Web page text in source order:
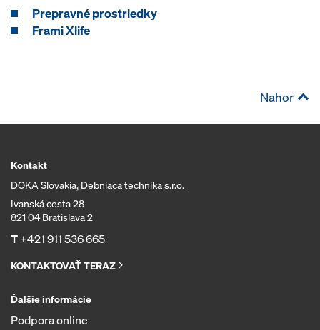
Prepravné prostriedky
Frami Xlife
Nahor
Kontakt
DOKA Slovakia, Debniaca technika s.r.o.
Ivanská cesta 28
821 04 Bratislava 2
T+421 911 536 665
KONTAKTOVAŤ TERAZ
Ďalšie informácie
Podpora online